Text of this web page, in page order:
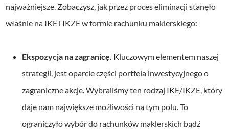
najważniejsze. Zobaczysz, jak przez proces eliminacji stanęło
właśnie na IKE i IKZE w formie rachunku maklerskiego:
Ekspozycja na zagranicę. Kluczowym elementem naszej
strategii, jest oparcie części portfela inwestycyjnego o
zagraniczne akcje. Wybraliśmy ten rodzaj IKE/IKZE, który
daje nam największe możliwości na tym polu. To
ograniczyło wybór do rachunków maklerskich bądź